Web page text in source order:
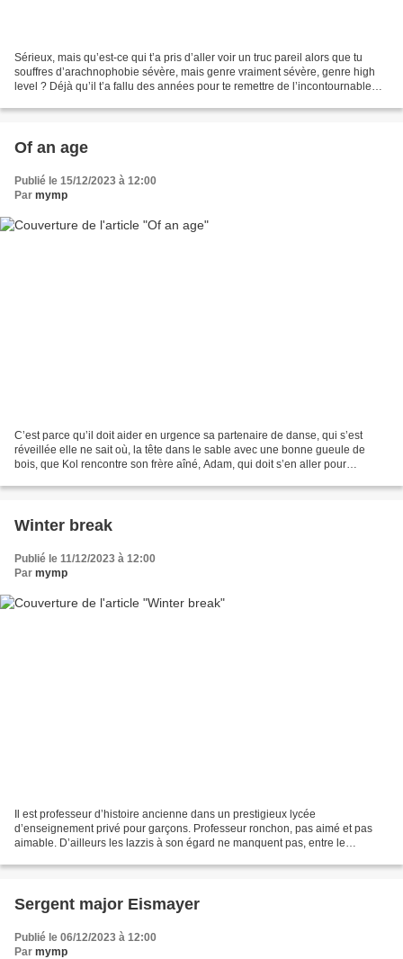
Sérieux, mais qu’est-ce qui t’a pris d’aller voir un truc pareil alors que tu
souffres d’arachnophobie sévère, mais genre vraiment sévère, genre high
level ? Déjà qu’il t’a fallu des années pour te remettre de l’incontournable
Of an age
Publié le 15/12/2023 à 12:00
Par mymp
C’est parce qu’il doit aider en urgence sa partenaire de danse, qui s’est
réveillée elle ne sait où, la tête dans le sable avec une bonne gueule de
bois, que Kol rencontre son frère aîné, Adam, qui doit s’en aller pour
Winter break
Publié le 11/12/2023 à 12:00
Par mymp
Il est professeur d’histoire ancienne dans un prestigieux lycée
d’enseignement privé pour garçons. Professeur ronchon, pas aimé et pas
aimable. D’ailleurs les lazzis à son égard ne manquent pas, entre le
Sergent major Eismayer
Publié le 06/12/2023 à 12:00
Par mymp